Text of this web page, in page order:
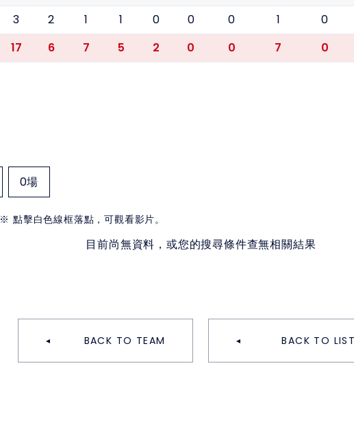
3 2 1 1 0 0 0 1 0
17 6 7 5 2 0 0 7 0
0場
※ 點擊白色線框落點，可觀看影片。
目前尚無資料，或您的搜尋條件查無相關結果
BACK TO TEAM BACK TO LIST